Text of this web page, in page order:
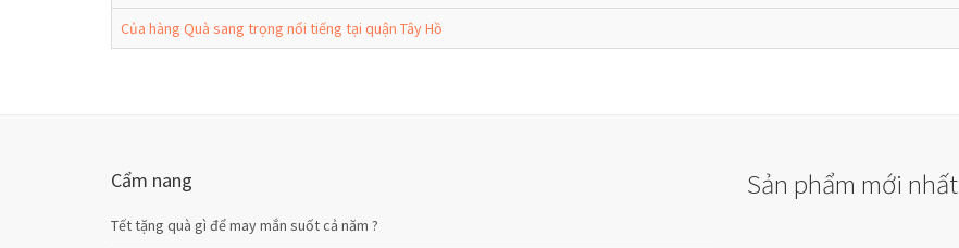
Của hàng Quà sang trọng nổi tiếng tại quận Tây Hồ
Cẩm nang
Tết tặng quà gì để may mắn suốt cả năm ?
Sản phẩm mới nhất